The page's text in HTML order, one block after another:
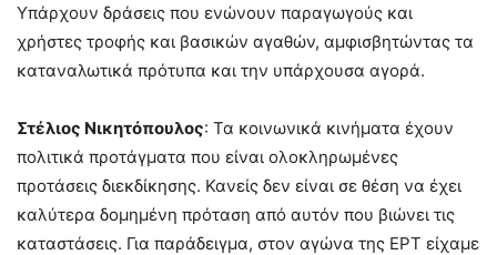
Υπάρχουν δράσεις που ενώνουν παραγωγούς και
χρήστες τροφής και βασικών αγαθών, αμφισβητώντας τα
καταναλωτικά πρότυπα και την υπάρχουσα αγορά.
Στέλιος Νικητόπουλος: Τα κοινωνικά κινήματα έχουν
πολιτικά προτάγματα που είναι ολοκληρωμένες
προτάσεις διεκδίκησης. Κανείς δεν είναι σε θέση να έχει
καλύτερα δομημένη πρόταση από αυτόν που βιώνει τις
καταστάσεις. Για παράδειγμα, στον αγώνα της ΕΡΤ είχαμε